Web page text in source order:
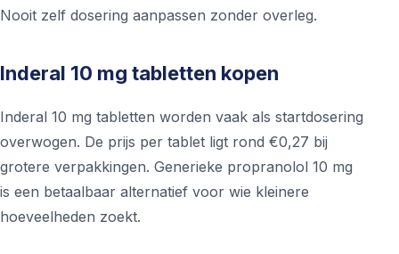
Nooit zelf dosering aanpassen zonder overleg.
Inderal 10 mg tabletten kopen
Inderal 10 mg tabletten worden vaak als startdosering
overwogen. De prijs per tablet ligt rond €0,27 bij
grotere verpakkingen. Generieke propranolol 10 mg
is een betaalbaar alternatief voor wie kleinere
hoeveelheden zoekt.